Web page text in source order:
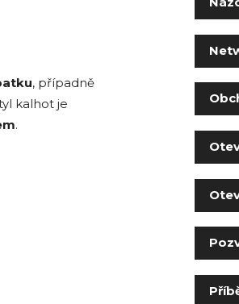
, případně
kalhot je
.